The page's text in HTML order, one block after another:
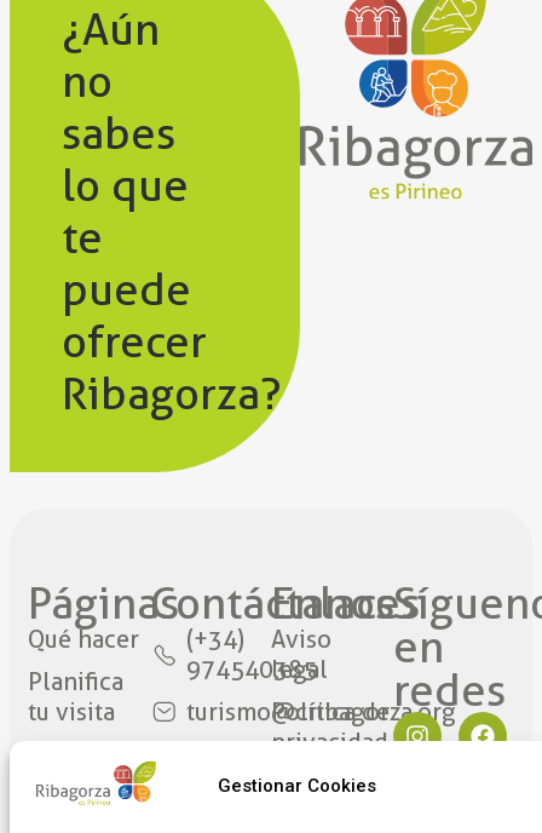
Gestionar Cookies
¿Aún
no
sabes
lo que
te
puede
ofrecer
Ribagorza?
Páginas
Qué hacer
Planifica
tu visita
eres tú
Contáctanos​
(+34)
974540385
turismo@cribagorza.org
Mayor
Enlaces
Aviso
legal
Política de
privacidad
Política de
en
redes​